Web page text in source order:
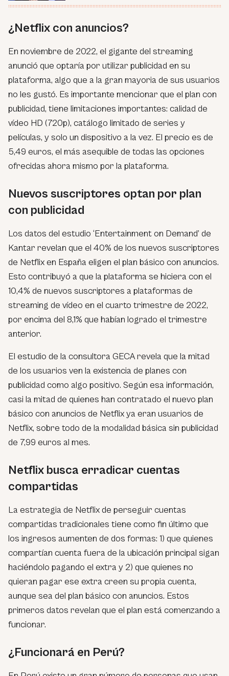
¿Netflix con anuncios?
En noviembre de 2022, el gigante del streaming
anunció que optaría por utilizar publicidad en su
plataforma, algo que a la gran mayoria de sus usuarios
no les gustó. Es importante mencionar que el plan con
publicidad, tiene limitaciones importantes: calidad de
vídeo HD (720p), catálogo limitado de series y
películas, y solo un dispositivo a la vez. El precio es de
5,49 euros, el más asequible de todas las opciones
ofrecidas ahora mismo por la plataforma.
Nuevos suscriptores optan por plan
con publicidad
Los datos del estudio ‘Entertainment on Demand’ de
Kantar revelan que el 40% de los nuevos suscriptores
de Netflix en España eligen el plan básico con anuncios.
Esto contribuyó a que la plataforma se hiciera con el
10,4% de nuevos suscriptores a plataformas de
streaming de vídeo en el cuarto trimestre de 2022,
por encima del 8,1% que habían logrado el trimestre
anterior.
El estudio de la consultora GECA revela que la mitad
de los usuarios ven la existencia de planes con
publicidad como algo positivo. Según esa información,
casi la mitad de quienes han contratado el nuevo plan
básico con anuncios de Netflix ya eran usuarios de
Netflix, sobre todo de la modalidad básica sin publicidad
de 7,99 euros al mes.
Netflix busca erradicar cuentas
compartidas
La estrategia de Netflix de perseguir cuentas
compartidas tradicionales tiene como fin último que
los ingresos aumenten de dos formas: 1) que quienes
compartían cuenta fuera de la ubicación principal sigan
haciéndolo pagando el extra y 2) que quienes no
quieran pagar ese extra creen su propia cuenta,
aunque sea del plan básico con anuncios. Estos
primeros datos revelan que el plan está comenzando a
funcionar.
¿Funcionará en Perú?